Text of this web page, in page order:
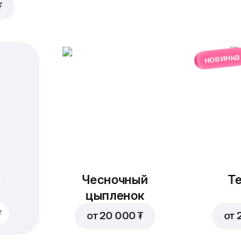
Чесночный
цыпленок
от20 000 ₮
новинка
от